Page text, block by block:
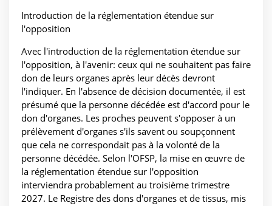
Introduction de la réglementation étendue sur
l'opposition
Avec l'introduction de la réglementation étendue sur
l'opposition, à l'avenir: ceux qui ne souhaitent pas faire
don de leurs organes après leur décès devront
l'indiquer. En l'absence de décision documentée, il est
présumé que la personne décédée est d'accord pour le
don d'organes. Les proches peuvent s'opposer à un
prélèvement d'organes s'ils savent ou soupçonnent
que cela ne correspondait pas à la volonté de la
personne décédée. Selon l'OFSP, la mise en œuvre de
la réglementation étendue sur l'opposition
interviendra probablement au troisième trimestre
2027. Le Registre des dons d'organes et de tissus, mis